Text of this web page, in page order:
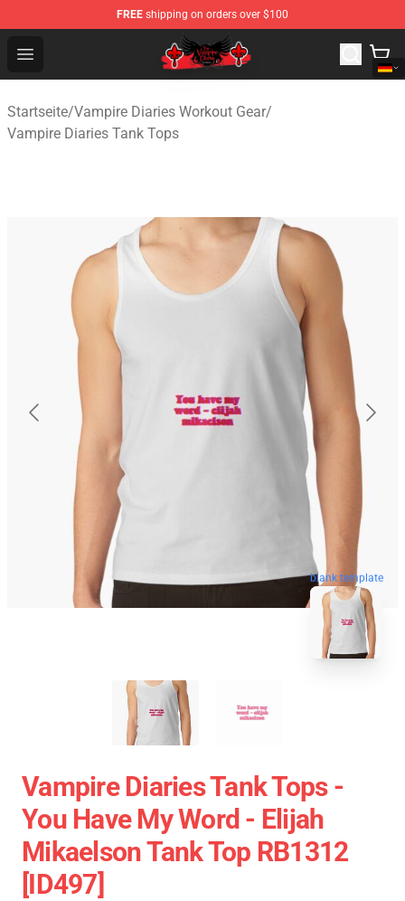
FREE shipping on orders over $100
Open menu
The Vampire Diaries Shop - Official The Vampire
Startseite/Vampire Diaries Workout Gear/
Vampire Diaries Tank Tops
blank template
Vampire Diaries Tank Tops -
You Have My Word - Elijah
Mikaelson Tank Top RB1312
[ID497]